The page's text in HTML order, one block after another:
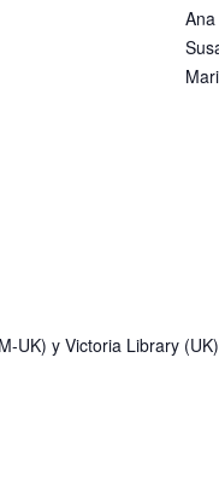
UK) y Victoria Library (UK)